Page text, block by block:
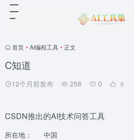
首页 • AI编程工具 • 正文
C知道
12个月前发布 258 0 0
CSDN推出的AI技术问答工具
所在地：
中国